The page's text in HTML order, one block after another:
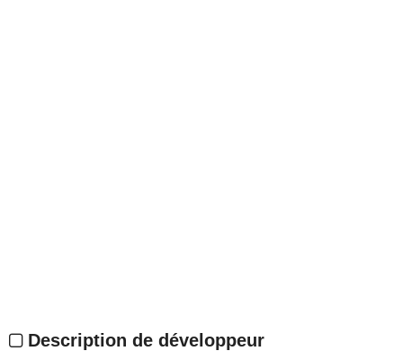
Description de développeur